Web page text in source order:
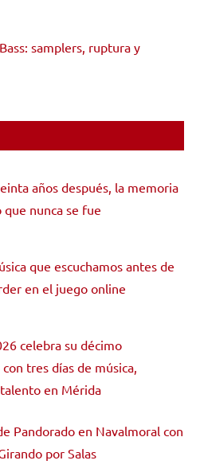
samplers, ruptura y
años después, la memoria
que nunca se fue
que escuchamos antes de
en el juego online
celebra su décimo
tres días de música,
en Mérida
Pandorado en Navalmoral con
por Salas